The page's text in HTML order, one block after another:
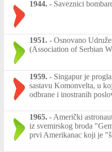
1944. - Saveznici
1951. - Osnovano
(Association of Serbian
1959. - Singapur je
sastavu Komonvelta, u
odbrane i inostranih
1965. - Američki
iz svemirskog broda
prvi Amerikanac koji je